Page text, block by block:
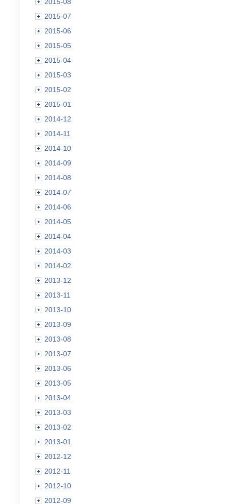
2015-08
2015-07
2015-06
2015-05
2015-04
2015-03
2015-02
2015-01
2014-12
2014-11
2014-10
2014-09
2014-08
2014-07
2014-06
2014-05
2014-04
2014-03
2014-02
2013-12
2013-11
2013-10
2013-09
2013-08
2013-07
2013-06
2013-05
2013-04
2013-03
2013-02
2013-01
2012-12
2012-11
2012-10
2012-09